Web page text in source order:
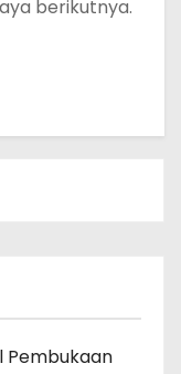
berikutnya.
Pembukaan